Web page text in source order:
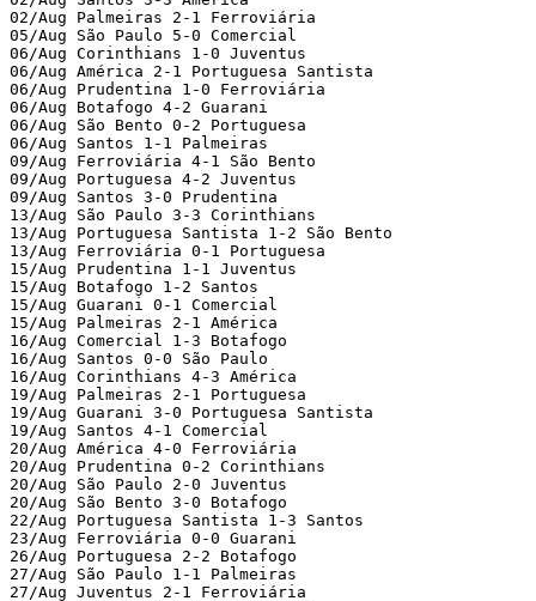
02/Aug Palmeiras 2-1 Ferroviária
05/Aug São Paulo 5-0 Comercial
06/Aug Corinthians 1-0 Juventus
06/Aug América 2-1 Portuguesa Santista
06/Aug Prudentina 1-0 Ferroviária
06/Aug Botafogo 4-2 Guarani
06/Aug São Bento 0-2 Portuguesa
06/Aug Santos 1-1 Palmeiras
09/Aug Ferroviária 4-1 São Bento
09/Aug Portuguesa 4-2 Juventus
09/Aug Santos 3-0 Prudentina
13/Aug São Paulo 3-3 Corinthians
13/Aug Portuguesa Santista 1-2 São Bento
13/Aug Ferroviária 0-1 Portuguesa
15/Aug Prudentina 1-1 Juventus
15/Aug Botafogo 1-2 Santos
15/Aug Guarani 0-1 Comercial
15/Aug Palmeiras 2-1 América
16/Aug Comercial 1-3 Botafogo
16/Aug Santos 0-0 São Paulo
16/Aug Corinthians 4-3 América
19/Aug Palmeiras 2-1 Portuguesa
19/Aug Guarani 3-0 Portuguesa Santista
19/Aug Santos 4-1 Comercial
20/Aug América 4-0 Ferroviária
20/Aug Prudentina 0-2 Corinthians
20/Aug São Paulo 2-0 Juventus
20/Aug São Bento 3-0 Botafogo
22/Aug Portuguesa Santista 1-3 Santos
23/Aug Ferroviária 0-0 Guarani
26/Aug Portuguesa 2-2 Botafogo
27/Aug São Paulo 1-1 Palmeiras
27/Aug Juventus 2-1 Ferroviária